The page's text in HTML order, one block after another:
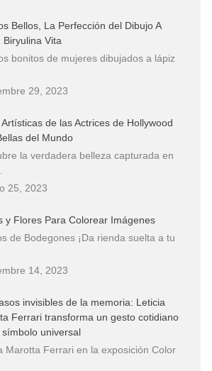
Bellos, La Perfección del Dibujo A
Biryulina Vita
bonitos de mujeres dibujados a lápiz
29, 2023
de las Actrices de Hollywood
del Mundo
la verdadera belleza capturada en
25, 2023
y Flores Para Colorear Imágenes
de Bodegones ¡Da rienda suelta a tu
14, 2023
invisibles de la memoria: Leticia
Ferrari transforma un gesto cotidiano
universal
Marotta Ferrari en la exposición Color